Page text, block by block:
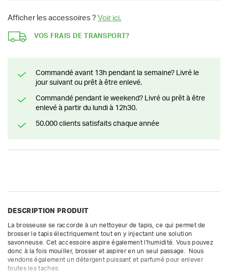
Afficher les accessoires ? Voir ici.
VOS FRAIS DE TRANSPORT?
Commandé avant 13h pendant la semaine? Livré le
jour suivant ou prêt à être enlevé.
Commandé pendant le weekend? Livré ou prêt à être
enlevé à partir du lundi à 12h30.
50.000 clients satisfaits chaque année
DESCRIPTION PRODUIT
La brosseuse se raccorde à un nettoyeur de tapis, ce qui permet de
brosser le tapis électriquement tout en y injectant une solution
savonneuse. Cet accessoire aspire également l'humidité. Vous pouvez
donc à la fois mouiller, brosser et aspirer en un seul passage.  Nous
vendons également un détergent puissant et parfumé pour enlever
toutes les taches.